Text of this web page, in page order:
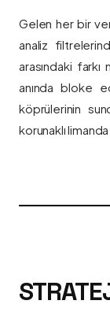
Gelen her bir
analiz
arasındaki
anında bloke
köprülerinin
korunaklı